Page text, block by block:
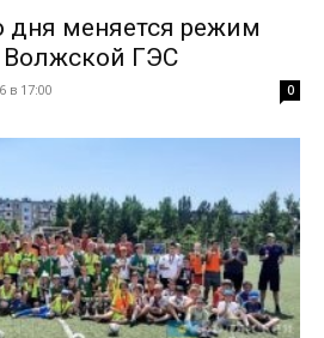
дня меняется режим
Волжской ГЭС
в 17:00 0